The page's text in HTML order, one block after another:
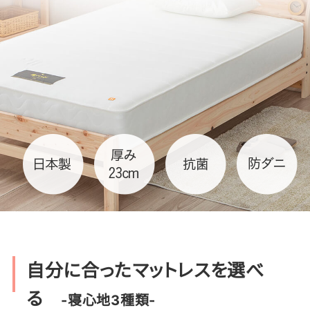
自分に合ったマットレスを選べ
る
-寝心地3種類-